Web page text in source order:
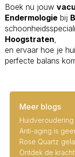
Boek nu jouw
Endermologie bij
Hoogstraten
en ervaar hoe je
perfecte balans
Meer blogs
Anti-aging is
Rose Quartz
Ontdek de